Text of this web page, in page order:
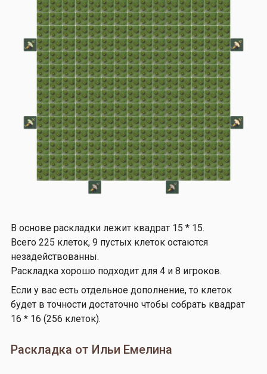
В основе раскладки лежит квадрат 15 * 15.
Всего 225 клеток, 9 пустых клеток остаются
незадействованны.
Раскладка хорошо подходит для 4 и 8 игроков.
Если у вас есть отдельное дополнение, то клеток
будет в точности достаточно чтобы собрать квадрат
16 * 16 (256 клеток).
Раскладка от Ильи Емелина